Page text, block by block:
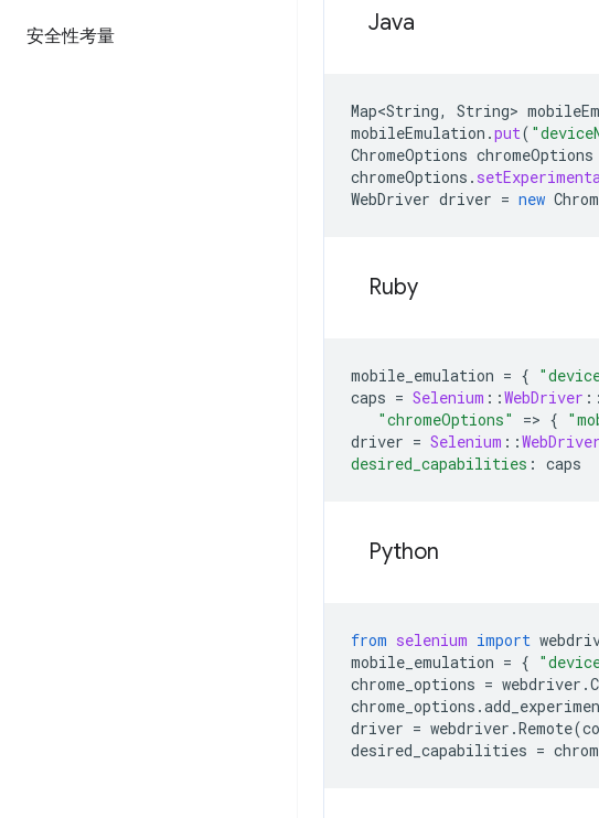
安全性考量 Java
Map<String, String>
mobileEmulation .put(
ChromeOptions chromeOptions
chromeOptions .
WebDriver driver = new
Ruby
mobile_emulation = {
caps = Selenium ::WebDriver ::
"chromeOptions"
=> {
driver = Selenium ::WebDriver
desired_capabilities : caps
Python
from selenium import
mobile_emulation = {
chrome_options = webdriver .
chrome_options .
driver = webdriver .Remote(
desired_capabilities =